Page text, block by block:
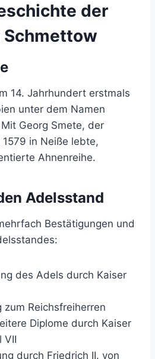
der
Schmettow
14. Jahrhundert erstmals
unter dem Namen
Georg Smete, der
in Neiße lebte,
Ahnenreihe.
Adelsstand
Bestätigungen und
des Adels durch Kaiser
zum Reichsfreiherren
Diplome durch Kaiser
VII
durch Friedrich II. von